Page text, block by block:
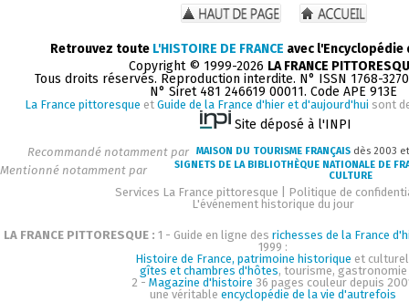
Retrouvez toute L'HISTOIRE DE FRANCE avec
Copyright © 1999-2026 LA FRANCE
Tous droits réservés. Reproduction interdite. N° ISSN 1768-
N° Siret 481 246619 00011. Code APE 913E
La France pittoresque et Guide de la France d'hier et d'aujourd'hui sont
Site déposé à l'INPI
Recommandé notamment par MAISON DU TOURISME FRANÇAIS dès 2003
Mentionné notamment par
SIGNETS DE LA BIBLIOTHÈQUE NATIONALE DE
CULTURE
Services La France pittoresque
Politique de
L'événement historique du jour
LA FRANCE PITTORESQUE : 1 - Guide en ligne des richesses de la France
1999 :
Histoire de France, patrimoine historique et
gîtes et chambres d'hôtes, tourisme, gastronomie
2 - Magazine d'histoire 36 pages couleur depuis
une véritableencyclopédie de la vie d'autrefois